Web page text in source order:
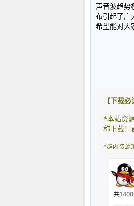
声音波趋势
布引起了广
希望能对大
【下载
*本站资
称下载！
*群内资源